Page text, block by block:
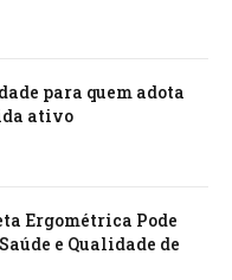
para quem adota
ativo
Ergométrica Pode
e Qualidade de